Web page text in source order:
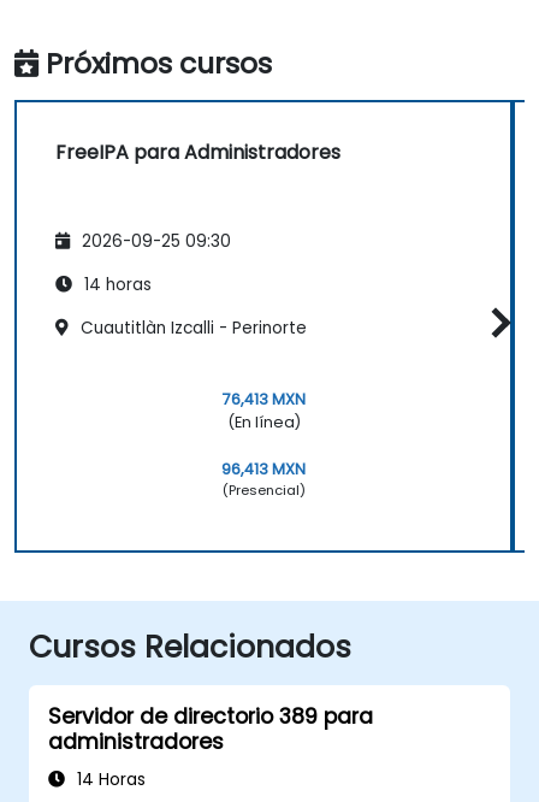
Próximos cursos
FreeIPA para Administradores
2026-09-25 09:30
14 horas
Cuautitlàn Izcalli - Perinorte
76,413 MXN
(En línea)
96,413 MXN
(Presencial)
Cursos Relacionados
Servidor de directorio 389 para
administradores
14 Horas